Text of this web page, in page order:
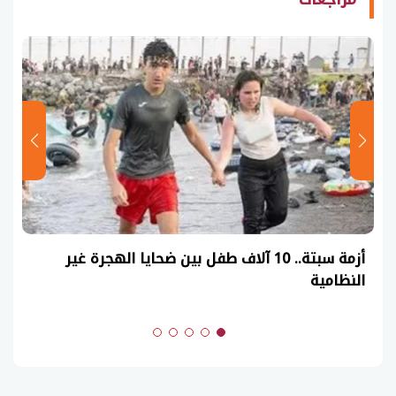
عاجل| نموذج حل امتحان أحياء ثانوية عامة 2026
(السنوات الماضية)